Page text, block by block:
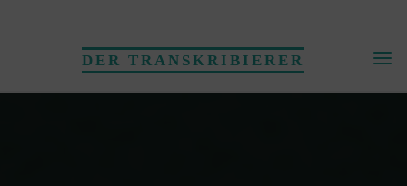
DER TRANSKRIBIERER